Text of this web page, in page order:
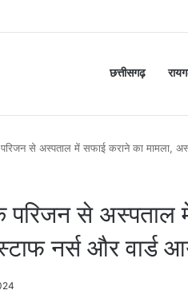
छत्तीसगढ़
से अस्पताल में सफाई कराने का मामला,
से अस्पताल
नर्स और वार्ड